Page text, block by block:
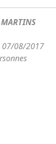
07/08/2017